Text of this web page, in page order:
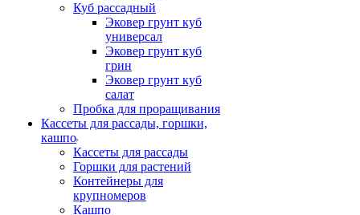
Куб рассадный
Эковер грунт куб
универсал
Эковер грунт куб
грин
Эковер грунт куб
салат
Пробка для проращивания
Кассеты для рассады, горшки,
кашпо
Кассеты для рассады
Горшки для растений
Контейнеры для
крупномеров
Кашпо